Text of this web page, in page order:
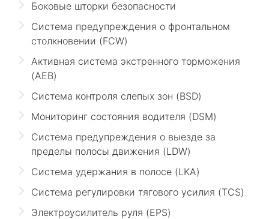
Боковые шторки безопасности
Система предупреждения о фронтальном
столкновении (FCW)
Активная система экстренного торможения
(AEB)
Система контроля слепых зон (BSD)
Мониторинг состояния водителя (DSM)
Система предупреждения о выезде за
пределы полосы движения (LDW)
Система удержания в полосе (LKA)
Система регулировки тягового усилия (TCS)
Электроусилитель руля (EPS)